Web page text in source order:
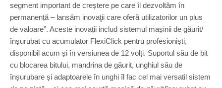
segment important de creștere pe care îl dezvoltăm în
permanență – lansăm inovaţii care oferă utilizatorilor un plus
de valoare”. Aceste inovații includ sistemul mașinii de găurit/
înșurubat cu acumulator FlexiClick pentru profesioniști,
disponibil acum și în versiunea de 12 volți. Suportul său de bit
cu blocarea bitului, mandrina de găurit, unghiul său de
înșurubare și adaptoarele în unghi îl fac cel mai versatil sistem